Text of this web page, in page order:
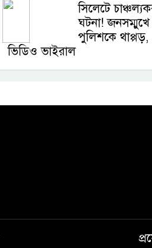
সিলেটে
ঘটনা! জনসম্মুখে
পুলিশকে থাপ্পড়,
ভিডিও ভাইরাল